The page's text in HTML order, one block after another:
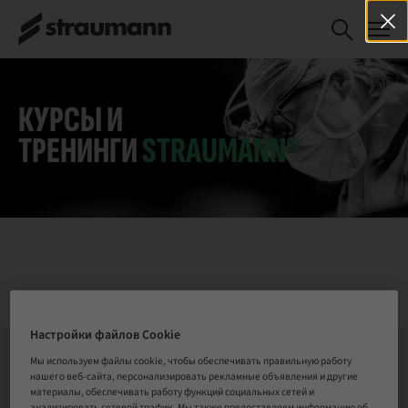
"Implantatprotetikk
– steget videre.
ЗАРЕГИСТРИРОВАТЬСЯ
КУРСЫ И
ТРЕНИНГИSTRAUMANN®
СВЯЗАТЬСЯ С НАМИ
Настройки файлов Cookie
Мы используем файлы cookie, чтобы обеспечивать правильную работу
нашего веб-сайта, персонализировать рекламные объявления и другие
материалы, обеспечивать работу функций социальных сетей и